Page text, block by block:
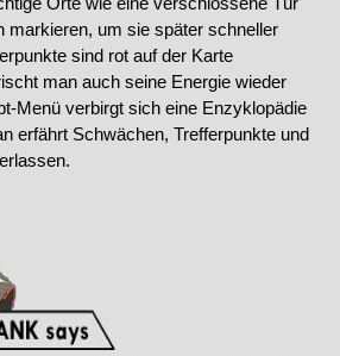
markieren, um sie später schneller
sind rot auf der Karte
man auch seine Energie wieder
Menü verbirgt sich eine Enzyklopädie
erfährt Schwächen, Trefferpunkte und